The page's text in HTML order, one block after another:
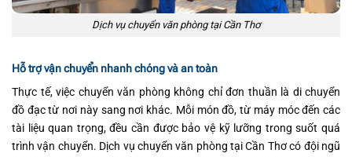
Dịch vụ chuyển văn phòng tại Cần Thơ
Hỗ trợ vận chuyển nhanh chóng và an toàn
Thực tế, việc chuyển văn phòng không chỉ đơn thuần là di chuyển
đồ đạc từ nơi này sang nơi khác. Mỗi món đồ, từ máy móc đến các
tài liệu quan trọng, đều cần được bảo vệ kỹ lưỡng trong suốt quá
trình vận chuyển. Dịch vụ chuyển văn phòng tại Cần Thơ có đội ngũ